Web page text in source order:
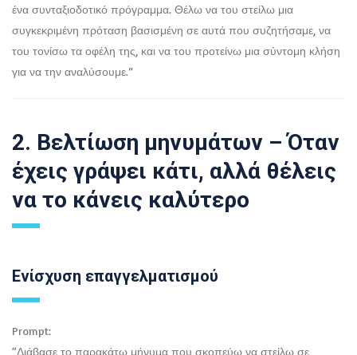
ένα συνταξιοδοτικό πρόγραμμα. Θέλω να του στείλω μια
συγκεκριμένη πρόταση βασισμένη σε αυτά που συζητήσαμε, να
του τονίσω τα οφέλη της, και να του προτείνω μια σύντομη κλήση
για να την αναλύσουμε.”
2. Βελτίωση μηνυμάτων – Όταν
έχεις γράψει κάτι, αλλά θέλεις
να το κάνεις καλύτερο
Ενίσχυση επαγγελματισμού
Prompt:
“Διάβασε το παρακάτω μήνυμα που σκοπεύω να στείλω σε